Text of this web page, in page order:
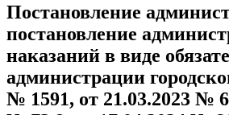
Постановление
постановление
наказаний в виде
администрации
№ 1591, от 21.03.2023 №